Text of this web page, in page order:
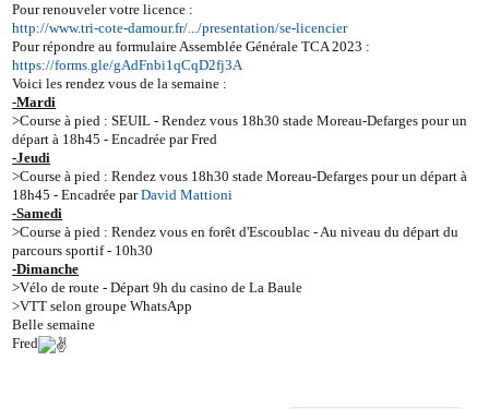
Pour renouveler votre licence :
http://www.tri-cote-damour.fr/.../presentation/se-licencier
Pour répondre au formulaire Assemblée Générale TCA 2023 :
https://forms.gle/gAdFnbi1qCqD2fj3A
Voici les rendez vous de la semaine :
-Mardi
>Course à pied : SEUIL - Rendez vous 18h30 stade Moreau-Defarges pour un
départ à 18h45 - Encadrée par Fred
-Jeudi
>Course à pied : Rendez vous 18h30 stade Moreau-Defarges pour un départ à
18h45 - Encadrée parDavid Mattioni
-Samedi
>Course à pied : Rendez vous en forêt d'Escoublac - Au niveau du départ du
parcours sportif - 10h30
-Dimanche
>Vélo de route - Départ 9h du casino de La Baule
>VTT selon groupe WhatsApp
Belle semaine
Fred